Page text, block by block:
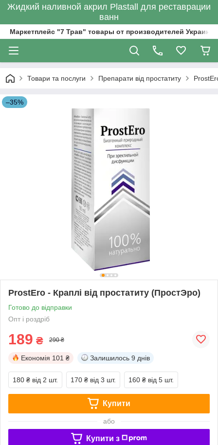
Жидкий наливной акрил Plastall для реставрации
ванн
Маркетплейс "7 Трав" товары от производителей
Товари та послуги Препарати від простатиту
–35%
ProstEro - Краплі від простатиту (ПростЭро)
Готово до відправки
Опт і роздріб
189 ₴ 290 ₴
Економія 101 ₴ Залишилось 9 днів
180 ₴ від 2 шт. 170 ₴ від 3 шт. 160 ₴ від 5 шт.
Купити
або
Купити з